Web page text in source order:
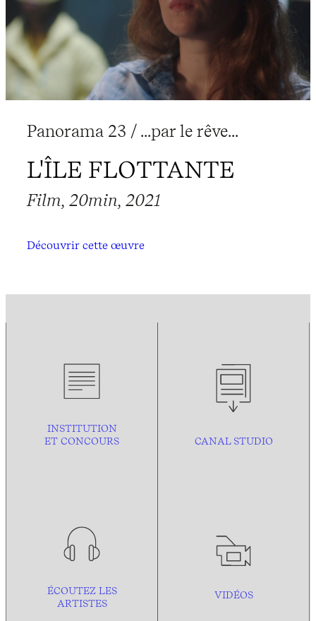
Panorama 23 / ...par le rêve...
L'ÎLE FLOTTANTE
Film, 20min, 2021
Découvrir cette œuvre
INSTITUTION
ET CONCOURS
CANAL STUDIO
ÉCOUTEZ LES
ARTISTES
VIDÉOS